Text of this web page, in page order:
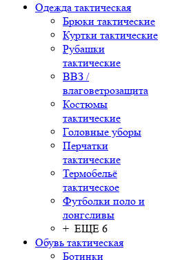
Одежда тактическая
Брюки тактические
Куртки тактические
Рубашки
тактические
ВВЗ /
влаговетрозащита
Костюмы
тактические
Головные уборы
Перчатки
тактические
Термобельё
тактическое
Футболки поло и
лонгсливы
+ ЕЩЕ 6
Обувь тактическая
Ботинки